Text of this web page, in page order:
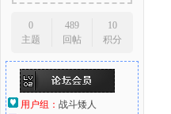
0
主题
489
回帖
10
积分
用户组： 战斗矮人